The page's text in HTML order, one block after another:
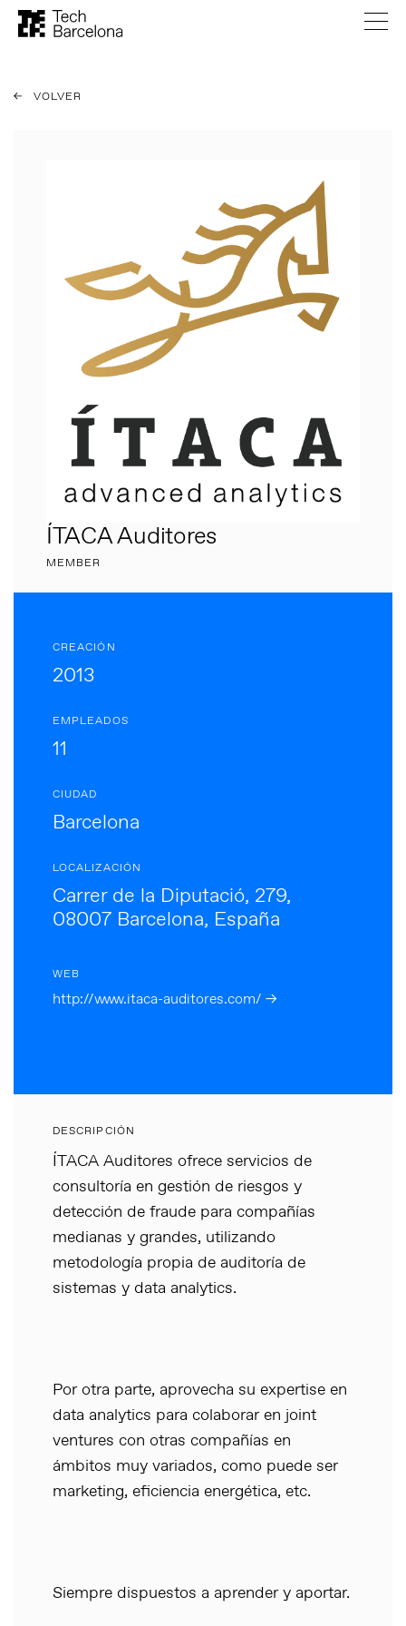
VOLVER
ÍTACA Auditores
MEMBER
CREACIÓN
2013
EMPLEADOS
11
CIUDAD
Barcelona
LOCALIZACIÓN
Carrer de la Diputació, 279,
08007 Barcelona, España
WEB
http://www.itaca-auditores.com/ →
DESCRIPCIÓN
ÍTACA Auditores ofrece servicios de
consultoría en gestión de riesgos y
detección de fraude para compañías
medianas y grandes, utilizando
metodología propia de auditoría de
sistemas y data analytics.
Por otra parte, aprovecha su expertise en
data analytics para colaborar en joint
ventures con otras compañías en
ámbitos muy variados, como puede ser
marketing, eficiencia energética, etc.
Siempre dispuestos a aprender y aportar.